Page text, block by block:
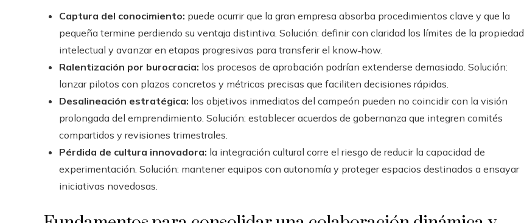
Captura del conocimiento: puede ocurrir que la gran empresa absorba procedimientos clave y que la
pequeña termine perdiendo su ventaja distintiva. Solución: definir con claridad los límites de la propiedad
intelectual y avanzar en etapas progresivas para transferir el know‑how.
Ralentización por burocracia: los procesos de aprobación podrían extenderse demasiado. Solución:
lanzar pilotos con plazos concretos y métricas precisas que faciliten decisiones rápidas.
Desalineación estratégica: los objetivos inmediatos del campeón pueden no coincidir con la visión
prolongada del emprendimiento. Solución: establecer acuerdos de gobernanza que integren comités
compartidos y revisiones trimestrales.
Pérdida de cultura innovadora: la integración cultural corre el riesgo de reducir la capacidad de
experimentación. Solución: mantener equipos con autonomía y proteger espacios destinados a ensayar
iniciativas novedosas.